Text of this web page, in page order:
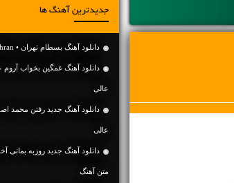
جدیدترین آهنگ ها
دانلود آهنگ بسطام تهران • Bastaam Tehran
دانلود آهنگ غمگین بخواب آروم
عالی
دانلود آهنگ جديد رفتن محمد
عالی
متن آهنگ